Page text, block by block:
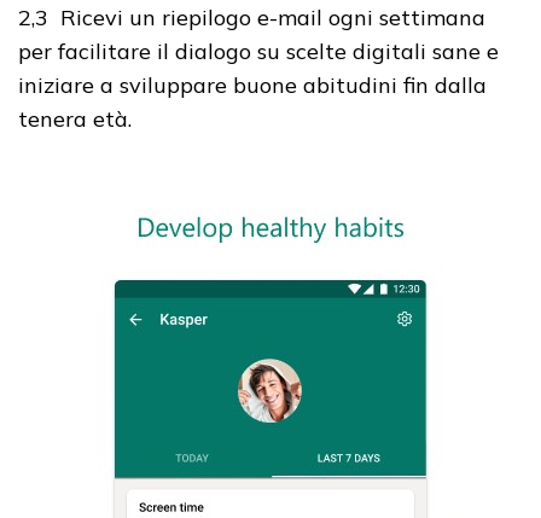
2,3 Ricevi un riepilogo e-mail ogni settimana
per facilitare il dialogo su scelte digitali sane e
iniziare a sviluppare buone abitudini fin dalla
tenera età.